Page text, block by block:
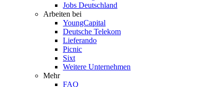
Jobs Deutschland
Arbeiten bei
YoungCapital
Deutsche Telekom
Lieferando
Picnic
Sixt
Weitere Unternehmen
Mehr
FAQ